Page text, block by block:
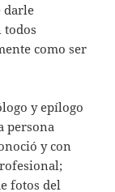
darle
todos
como ser
y epílogo
persona
y con
fotos del